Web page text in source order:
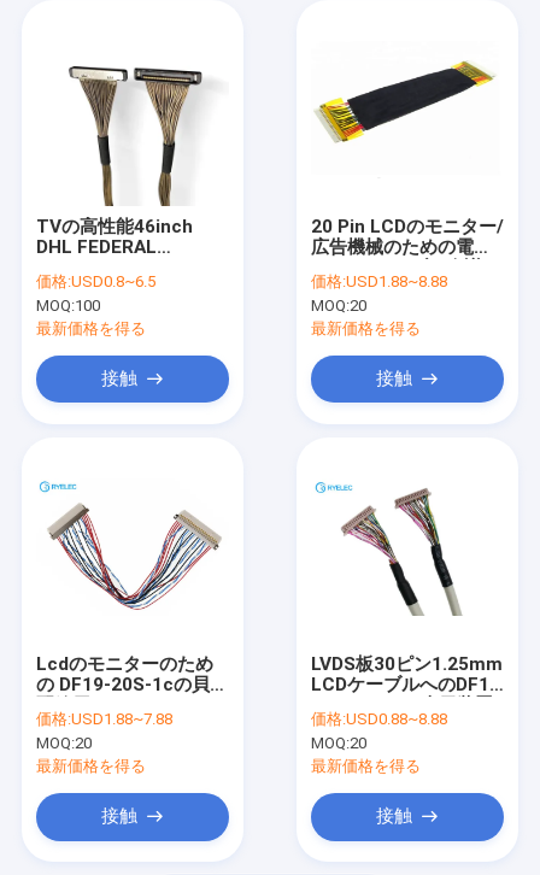
プロダクト
ビデオ
私達について
私達に連絡して下さい
ニュース
場合
引用を要求して下さい
TVの高性能46inch
DHL FEDERAL
TNTアセンブリのため
の屋外LCD LVDS TVケ
ーブル
価格:USD0.8~6.5
MOQ:100
最新価格を得る
接触
20 Pin LCDのモニター/
広告機械のための電子
価格:USD1.88~8.88
MOQ:20
最新価格を得る
接触
Lcdのモニターのため
の DF19-20S-1cの貝の
リーズLvdsの転換ケー
ブル
価格:USD1.88~7.88
MOQ:20
最新価格を得る
接触
LVDS板30ピン1.25mm
LCDケーブルへのDF13
への DF13-30DS-
1.25C
価格:USD0.88~8.88
MOQ:20
最新価格を得る
接触